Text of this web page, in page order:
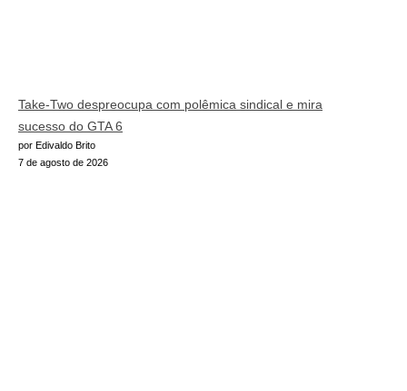
Take-Two despreocupa com polêmica sindical e mira
sucesso do GTA 6
por Edivaldo Brito
7 de agosto de 2026